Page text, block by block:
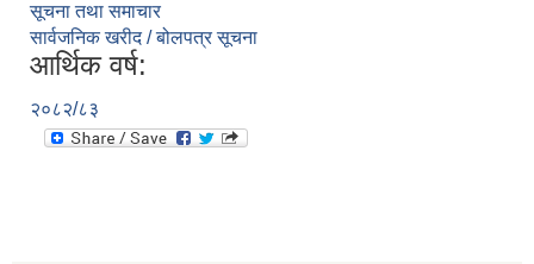
सूचना तथा समाचार
सार्वजनिक खरीद / बोलपत्र सूचना
आर्थिक वर्ष:
२०८२/८३